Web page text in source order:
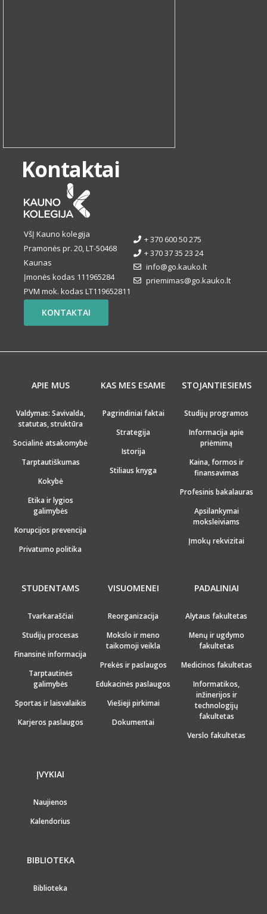
Kontaktai
VšĮ Kauno kolegija
Pramonės pr. 20, LT-50468
Kaunas
Įmonės kodas 111965284
PVM mok. kodas LT119652811
+ 370 600 50 275
+ 370 37 35 23 24
info@go.kauko.lt
priemimas@go.kauko.lt
KONTAKTAI
APIE MUS
Valdymas: Savivalda,
statutas, struktūra
Socialinė atsakomybė
Tarptautiškumas
Kokybė
Etika ir lygios
galimybės
Korupcijos prevencija
Privatumo politika
KAS MES ESAME
Pagrindiniai faktai
Strategija
Istorija
Stiliaus knyga
STOJANTIESIEMS
Studijų programos
Informacija apie
priėmimą
Kaina, formos ir
finansavimas
Profesinis bakalauras
Apsilankymai
moksleiviams
Įmokų rekvizitai
STUDENTAMS
Tvarkaraščiai
Studijų procesas
Finansinė informacija
Tarptautinės
galimybės
Sportas ir laisvalaikis
Karjeros paslaugos
VISUOMENEI
Reorganizacija
Mokslo ir meno
taikomoji veikla
Prekės ir paslaugos
Edukacinės paslaugos
Viešieji pirkimai
Dokumentai
PADALINIAI
Alytaus fakultetas
Menų ir ugdymo
fakultetas
Medicinos fakultetas
Informatikos,
inžinerijos ir
technologijų
fakultetas
Verslo fakultetas
ĮVYKIAI
Naujienos
Kalendorius
BIBLIOTEKA
Biblioteka